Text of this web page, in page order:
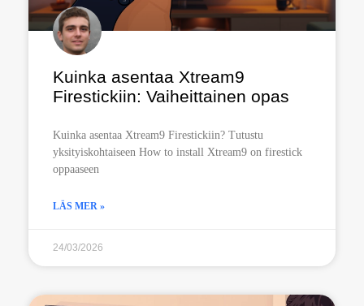
Kuinka asentaa Xtream9
Firestickiin: Vaiheittainen opas
Kuinka asentaa Xtream9 Firestickiin? Tutustu
yksityiskohtaiseen How to install Xtream9 on firestick
oppaaseen
LÄS MER »
24/03/2026